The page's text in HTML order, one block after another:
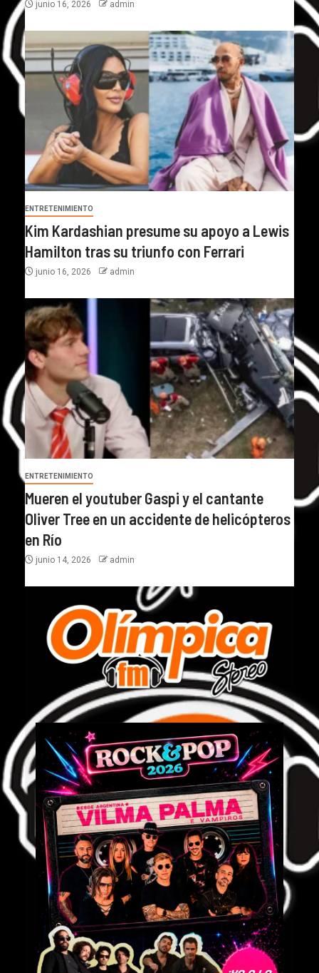
junio 16, 2026 admin
ENTRETENIMIENTO
Kim Kardashian presume su apoyo a Lewis
Hamilton tras su triunfo con Ferrari
junio 16, 2026 admin
ENTRETENIMIENTO
Mueren el youtuber Gaspi y el cantante
Oliver Tree en un accidente de helicópteros
en Río
junio 14, 2026 admin